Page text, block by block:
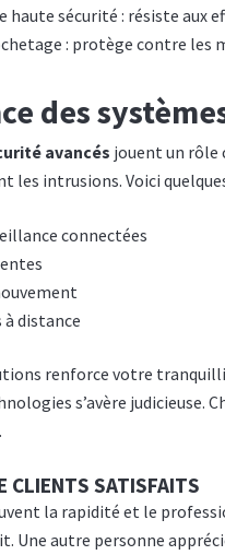
haute sécurité : résiste aux
: protège contre les
des
avancés jouent un rôle
les intrusions. Voici
connectées
à distance
renforce votre
s’avère judicieuse.
CLIENTS SATISFAITS
la rapidité et le
Une autre personne